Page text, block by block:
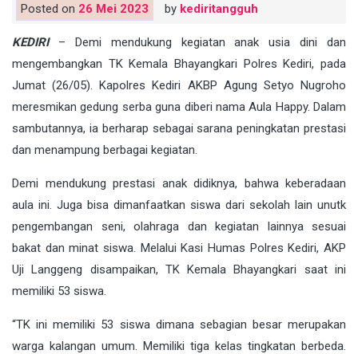
Posted on 26 Mei 2023 by kediritangguh
KEDIRI– Demi mendukung kegiatan anak usia dini dan
mengembangkan TK Kemala Bhayangkari Polres Kediri, pada
Jumat (26/05). Kapolres Kediri AKBP Agung Setyo Nugroho
meresmikan gedung serba guna diberi nama Aula Happy. Dalam
sambutannya, ia berharap sebagai sarana peningkatan prestasi
dan menampung berbagai kegiatan.
Demi mendukung prestasi anak didiknya, bahwa keberadaan
aula ini. Juga bisa dimanfaatkan siswa dari sekolah lain unutk
pengembangan seni, olahraga dan kegiatan lainnya sesuai
bakat dan minat siswa. Melalui Kasi Humas Polres Kediri, AKP
Uji Langgeng disampaikan, TK Kemala Bhayangkari saat ini
memiliki 53 siswa.
“TK ini memiliki 53 siswa dimana sebagian besar merupakan
warga kalangan umum. Memiliki tiga kelas tingkatan berbeda.